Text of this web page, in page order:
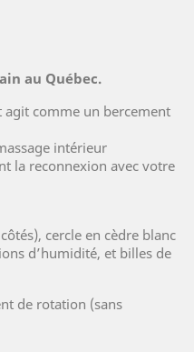
au Québec.
comme un bercement
intérieur
la reconnexion avec votre
cercle en cèdre blanc
d’humidité, et billes de
de rotation (sans